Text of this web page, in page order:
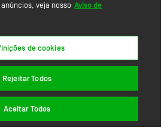
veja nosso Aviso de
de cookies
Rejeitar Todos
Aceitar Todos